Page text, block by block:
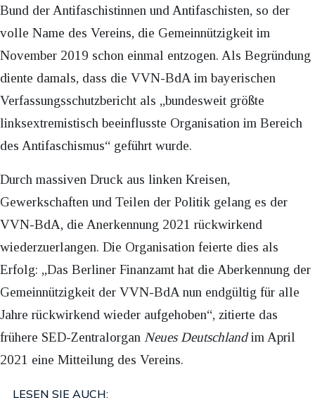
Bund der Antifaschistinnen und Antifaschisten, so der
volle Name des Vereins, die Gemeinnützigkeit im
November 2019 schon einmal entzogen. Als Begründung
diente damals, dass die VVN-BdA im bayerischen
Verfassungsschutzbericht als „bundesweit größte
linksextremistisch beeinflusste Organisation im Bereich
des Antifaschismus“ geführt wurde.
Durch massiven Druck aus linken Kreisen,
Gewerkschaften und Teilen der Politik gelang es der
VVN-BdA, die Anerkennung 2021 rückwirkend
wiederzuerlangen. Die Organisation feierte dies als
Erfolg: „Das Berliner Finanzamt hat die Aberkennung der
Gemeinnützigkeit der VVN-BdA nun endgültig für alle
Jahre rückwirkend wieder aufgehoben“, zitierte das
frühere SED-Zentralorgan Neues Deutschlandim April
2021 eine Mitteilung des Vereins.
LESEN SIE AUCH: